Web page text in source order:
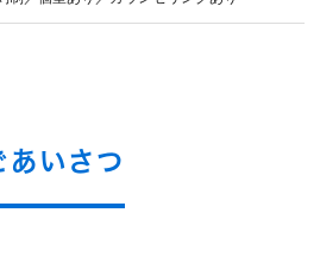
あいさつ